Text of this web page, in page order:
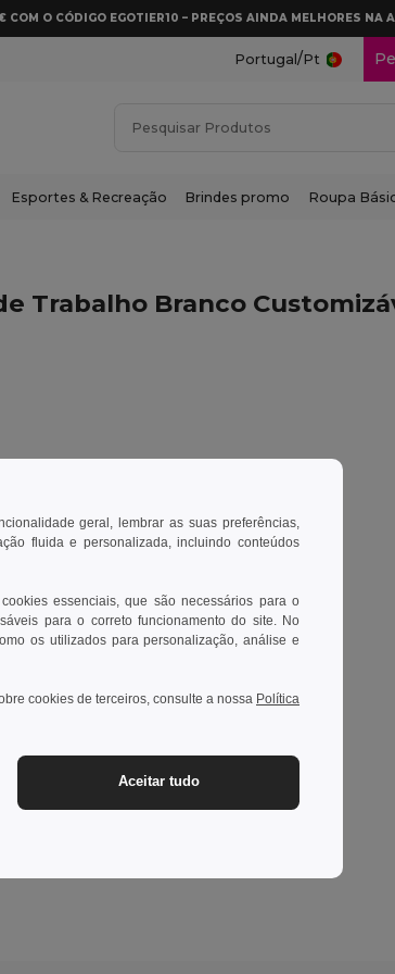
O CÓDIGO EGOTIER10 – PREÇOS AINDA MELHORES NA
Portugal /Pt
Esportes & Recreação Brindes promo Roupa
Trabalho Branco
geral, lembrar as suas preferências,
fluida e personalizada, incluindo conteúdos
essenciais, que são necessários para o
para o correto funcionamento do site. No
os utilizados para personalização, análise e
cookies de terceiros, consulte a nossa Política
Aceitar tudo